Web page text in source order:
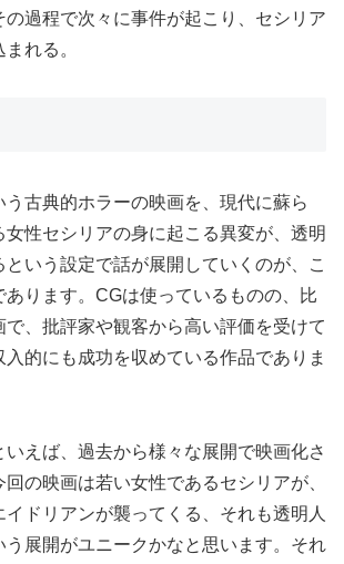
の過程で次々に事件が起こり、セシリア
れる。
う古典的ホラーの映画を、現代に蘇ら
性セシリアの身に起こる異変が、透明
という設定で話が展開していくのが、こ
あります。CGは使っているものの、比
、批評家や観客から高い評価を受けて
的にも成功を収めている作品でありま
えば、過去から様々な展開で映画化さ
の映画は若い女性であるセシリアが、
イドリアンが襲ってくる、それも透明人
う展開がユニークかなと思います。それ